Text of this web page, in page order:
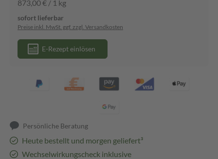
873,00 € / 1 kg
sofort lieferbar
Preise inkl. MwSt. ggf. zzgl. Versandkosten
E-Rezept einlösen
Persönliche Beratung
Heute bestellt und morgen geliefert³
Wechselwirkungscheck inklusive